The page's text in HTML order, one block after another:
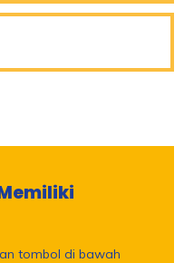
tombol di bawah